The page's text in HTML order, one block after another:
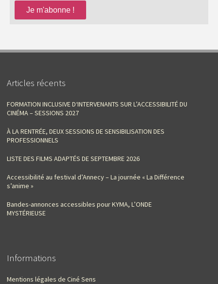
Articles récents
FORMATION INCLUSIVE D‘INTERVENANTS SUR L’ACCESSIBILITÉ DU
CINÉMA – SESSIONS 2027
À LA RENTRÉE, DEUX SESSIONS DE SENSIBILISATION DES
PROFESSIONNELS
LISTE DES FILMS ADAPTÉS DE SEPTEMBRE 2026
Accessibilité au festival d’Annecy – La journée « La Différence
s’anime »
Bandes-annonces accessibles pour KYMA, L’ONDE
MYSTÉRIEUSE
Informations
Mentions légales de Ciné Sens